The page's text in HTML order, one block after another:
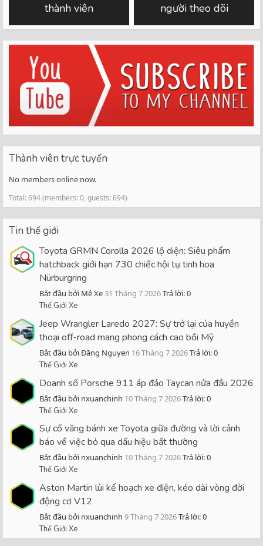
thành viên
người theo dõi
Thành viên trực tuyến
No members online now.
Total: 694 (members: 0, guests: 694)
Tin thế giới
Toyota GRMN Corolla 2026 lộ diện: Siêu phẩm
hatchback giới hạn 730 chiếc hội tụ tinh hoa
Nürburgring
Bắt đầu bởi Mê Xe31 Tháng 7 2026Trả lời: 0
Thế Giới Xe
Jeep Wrangler Laredo 2027: Sự trở lại của huyền
thoại off-road mang phong cách cao bồi Mỹ
Bắt đầu bởi Đăng Nguyen 16 Tháng 7 2026Trả lời: 0
Thế Giới Xe
Doanh số Porsche 911 áp đảo Taycan nửa đầu 2026
Bắt đầu bởi nxuanchinh 10 Tháng 7 2026Trả lời: 0
Thế Giới Xe
Sự cố văng bánh xe Toyota giữa đường và lời cảnh
báo về việc bỏ qua dấu hiệu bất thường
Bắt đầu bởi nxuanchinh 10 Tháng 7 2026Trả lời: 0
Thế Giới Xe
Aston Martin lùi kế hoạch xe điện, kéo dài vòng đời
động cơ V12
Bắt đầu bởi nxuanchinh 9 Tháng 7 2026Trả lời: 0
Thế Giới Xe